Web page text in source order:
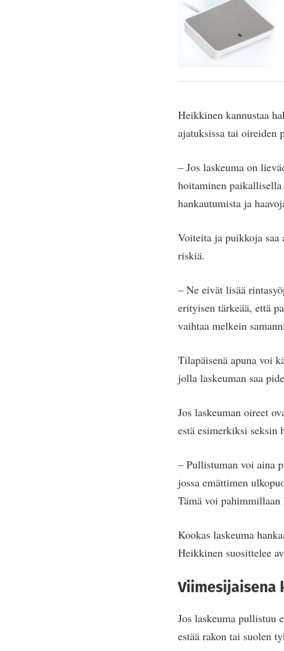
Heikkinen kannustaa
ajatuksissa tai oireiden
– Jos laskeuma on
hoitaminen paikallisella
hankautumista ja
Voiteita ja puikkoja
riskiä.
– Ne eivät lisää
erityisen tärkeää, että
vaihtaa melkein
Tilapäisenä apuna voi
jolla laskeuman saa
Jos laskeuman oireet
estä esimerkiksi seksin
– Pullistuman voi aina
jossa emättimen
Tämä voi
Kookas laskeuma
Heikkinen suosittelee
Viimesijaisena
Jos laskeuma pullistuu
estää rakon tai suolen